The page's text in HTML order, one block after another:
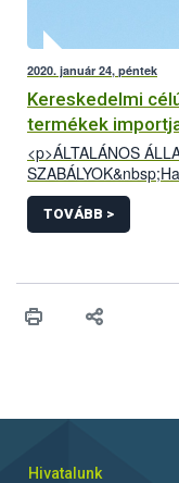
2020. január 24, péntek
Kereskedelmi
termékek
<p>ÁLTALÁNOS
eredetű termékek
&nbsp;speciális
megfelelniük. Ezek
TOVÁBB >
Hivatalunk